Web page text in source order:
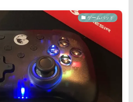
ゲームパッド